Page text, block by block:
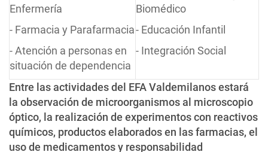
Enfermería
- Farmacia y Parafarmacia
- Atención a personas en
situación de dependencia
Biomédico
- Educación Infantil
- Integración Social
Entre las actividades del EFA Valdemilanos estará
la observación de microorganismos al microscopio
óptico, la realización de experimentos con reactivos
químicos, productos elaborados en las farmacias, el
uso de medicamentos y responsabilidad